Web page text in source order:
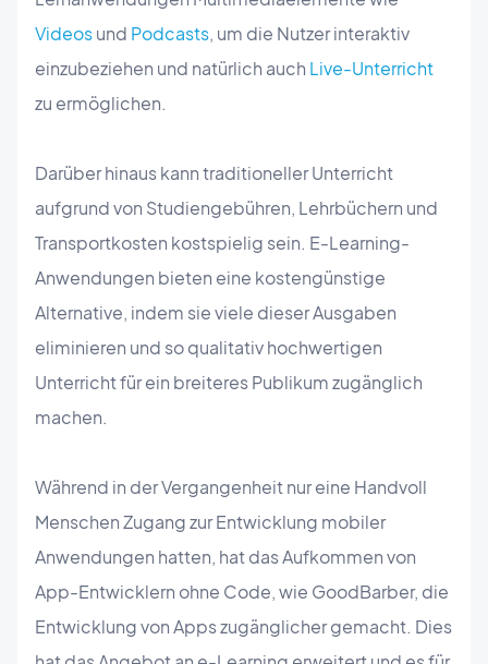
Videosund Podcasts, um die Nutzer interaktiv
einzubeziehen und natürlich auch Live-Unterricht
zu ermöglichen.
Darüber hinaus kann traditioneller Unterricht
aufgrund von Studiengebühren, Lehrbüchern und
Transportkosten kostspielig sein. E-Learning-
Anwendungen bieten eine kostengünstige
Alternative, indem sie viele dieser Ausgaben
eliminieren und so qualitativ hochwertigen
Unterricht für ein breiteres Publikum zugänglich
machen.
Während in der Vergangenheit nur eine Handvoll
Menschen Zugang zur Entwicklung mobiler
Anwendungen hatten, hat das Aufkommen von
App-Entwicklern ohne Code, wie GoodBarber, die
Entwicklung von Apps zugänglicher gemacht. Dies